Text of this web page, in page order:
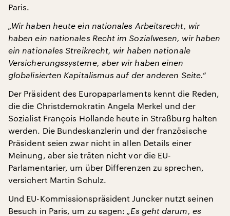
Paris.
„Wir haben heute ein nationales Arbeitsrecht, wir
haben ein nationales Recht im Sozialwesen, wir haben
ein nationales Streikrecht, wir haben nationale
Versicherungssysteme, aber wir haben einen
globalisierten Kapitalismus auf der anderen Seite.“
Der Präsident des Europaparlaments kennt die Reden,
die die Christdemokratin Angela Merkel und der
Sozialist François Hollande heute in Straßburg halten
werden. Die Bundeskanzlerin und der französische
Präsident seien zwar nicht in allen Details einer
Meinung, aber sie träten nicht vor die EU-
Parlamentarier, um über Differenzen zu sprechen,
versichert Martin Schulz.
Und EU-Kommissionspräsident Juncker nutzt seinen
Besuch in Paris, um zu sagen: „Es geht darum, es